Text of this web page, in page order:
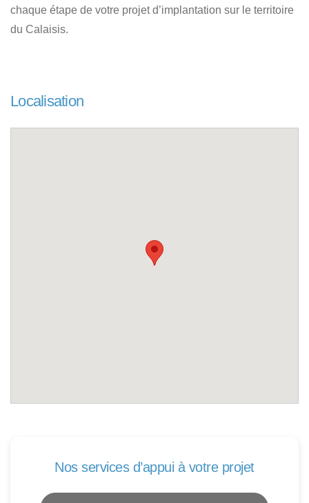
chaque étape de votre projet d’implantation sur le territoire
du Calaisis.
Localisation
Nos services d’appui à votre projet